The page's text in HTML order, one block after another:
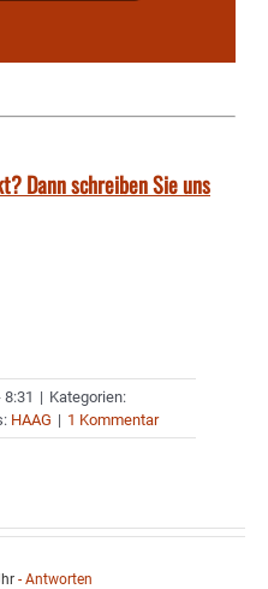
Dann schreiben Sie uns
8:31 | Kategorien:
HAAG | 1 Kommentar
- Antworten